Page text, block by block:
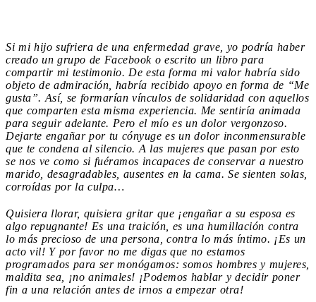
Si mi hijo sufriera de una enfermedad grave, yo podría haber
creado un grupo de Facebook o escrito un libro para
compartir mi testimonio. De esta forma mi valor habría sido
objeto de admiración, habría recibido apoyo en forma de “Me
gusta”. Así, se formarían vínculos de solidaridad con aquellos
que comparten esta misma experiencia. Me sentiría animada
para seguir adelante. Pero el mío es un dolor vergonzoso.
Dejarte engañar por tu cónyuge es un dolor inconmensurable
que te condena al silencio. A las mujeres que pasan por esto
se nos ve como si fuéramos incapaces de conservar a nuestro
marido, desagradables, ausentes en la cama. Se sienten solas,
corroídas por la culpa…
Quisiera llorar, quisiera gritar que ¡engañar a su esposa es
algo repugnante! Es una traición, es una humillación contra
lo más precioso de una persona, contra lo más íntimo. ¡Es un
acto vil! Y por favor no me digas que no estamos
programados para ser monógamos: somos hombres y mujeres,
maldita sea, ¡no animales! ¡Podemos hablar y decidir poner
fin a una relación antes de irnos a empezar otra!